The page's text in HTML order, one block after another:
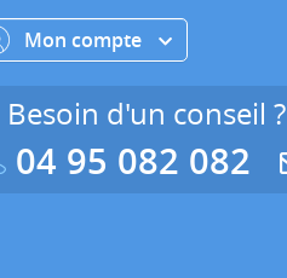
Mon compte
Besoin d'un conseil ?
04 95 082 082